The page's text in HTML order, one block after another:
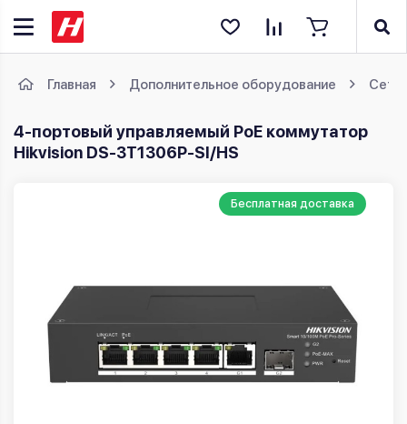
Главная Дополнительное оборудование
4-портовый управляемый PoE коммутатор
Hikvision DS-3T1306P-SI/HS
Бесплатная доставка